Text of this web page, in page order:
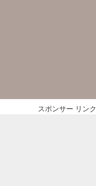
スポンサー リンク